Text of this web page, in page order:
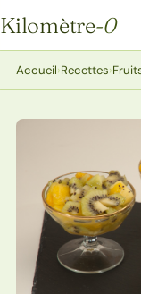
Kilomètre-0
Kilomètre-0
Accueil›Recettes›